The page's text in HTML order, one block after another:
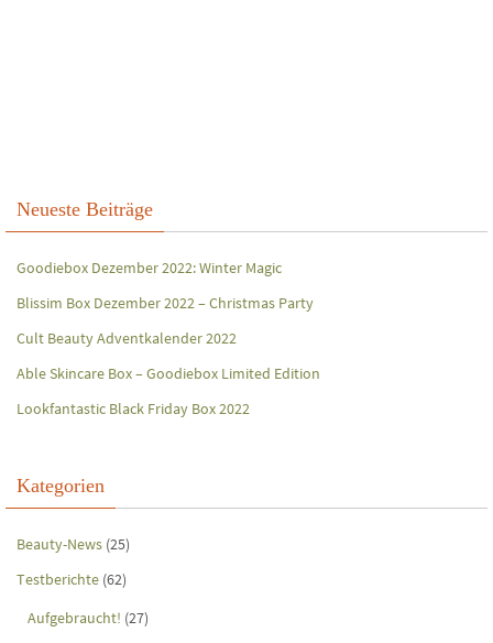
Neueste Beiträge
Goodiebox Dezember 2022: Winter Magic
Blissim Box Dezember 2022 – Christmas Party
Cult Beauty Adventkalender 2022
Able Skincare Box – Goodiebox Limited Edition
Lookfantastic Black Friday Box 2022
Kategorien
Beauty-News (25)
Testberichte (62)
Aufgebraucht! (27)